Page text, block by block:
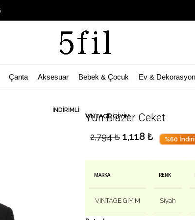
Çanta Aksesuar Bebek & Çocuk Ev & Dekorasyon
İNDIRIMLI
VINTAGE GİYİM
Yün Blazer Ceket
2,794₺ 1,118 ₺ %60
MARKA
VINTAGE GİYİM
RENK
Siyah